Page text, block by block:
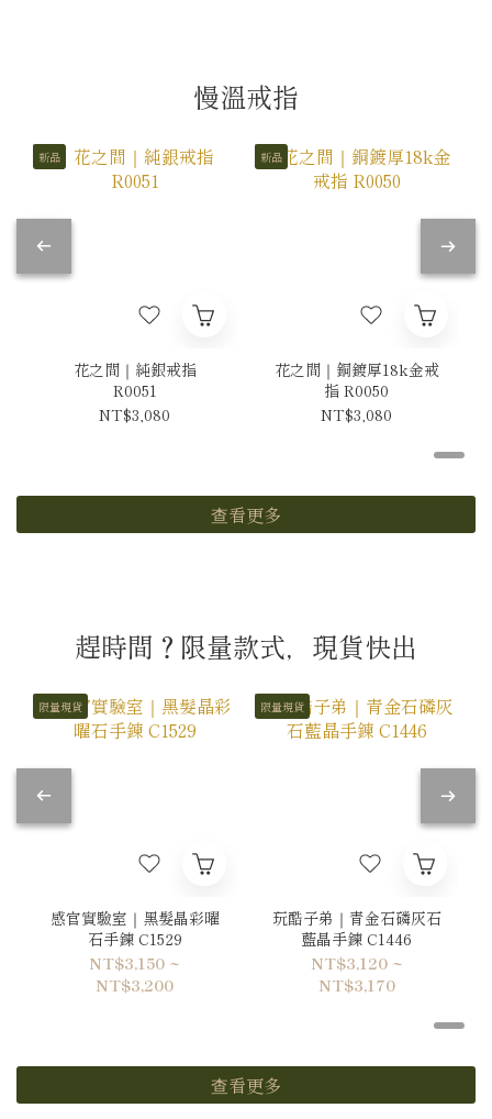
慢溫戒指
新品
花之間｜純銀戒指
R0051
NT$3,080
新品
花之間｜銅鍍厚18k金戒
指 R0050
NT$3,080
查看更多
趕時間？限量款式，現貨快出
限量現貨
感官實驗室｜黑髮晶彩曜
石手鍊 C1529
NT$3,150 ~
NT$3,200
限量現貨
玩酷子弟｜青金石磷灰石
藍晶手鍊 C1446
NT$3,120 ~
NT$3,170
查看更多